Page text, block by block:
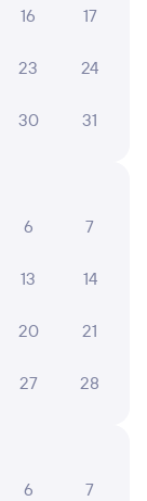
16 17
23 24
30 31
6 7
13 14
20 21
27 28
6 7